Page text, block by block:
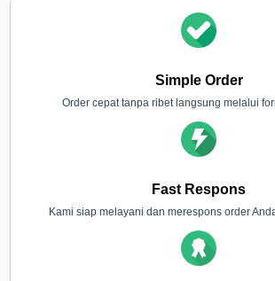
Simple Order
Order cepat tanpa ribet langsung melalui
Fast Respons
Kami siap melayani dan merespons order